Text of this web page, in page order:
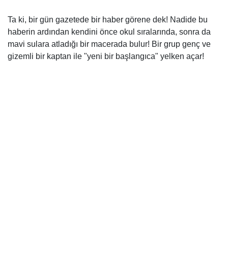
Ta ki, bir gün gazetede bir haber görene dek! Nadide bu
haberin ardından kendini önce okul sıralarında, sonra da
mavi sulara atladığı bir macerada bulur! Bir grup genç ve
gizemli bir kaptan ile "yeni bir başlangıca" yelken açar!